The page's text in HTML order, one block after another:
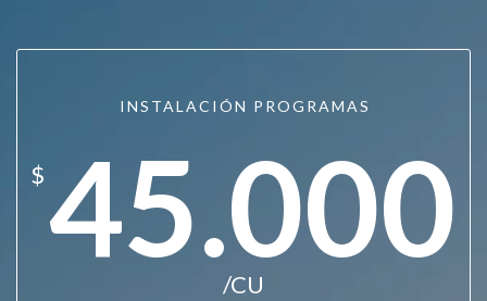
INSTALACIÓN PROGRAMAS
$45.000
/CU